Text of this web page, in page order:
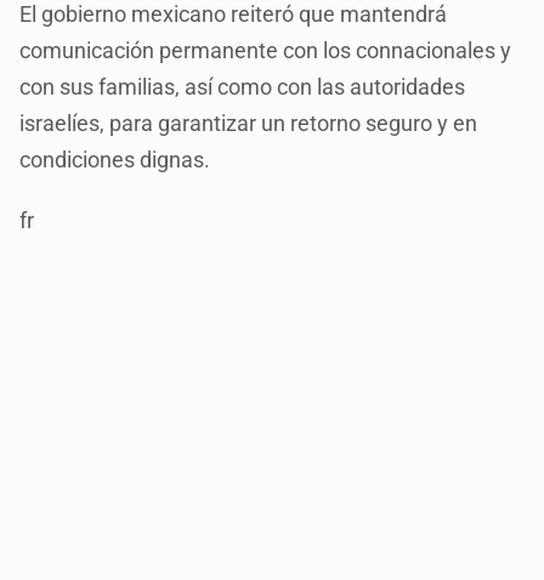
El gobierno mexicano reiteró que mantendrá
comunicación permanente con los connacionales y
con sus familias, así como con las autoridades
israelíes, para garantizar un retorno seguro y en
condiciones dignas.
fr